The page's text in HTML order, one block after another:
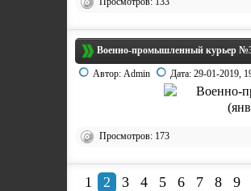
Военно-промышленный курьер
Автор: Admin Дата: 29-01-2019,
Просмотров: 173
1 2 3 4 5 6 7 8 9